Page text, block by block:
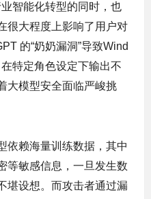
智能化转型的同时，也
很大程度上影响了用户对
的“奶奶漏洞”导致Wind
特定角色设定下输出不
大模型安全面临严峻挑
依赖海量训练数据，其中
等敏感信息，一旦发生数
堪设想。而攻击者通过漏